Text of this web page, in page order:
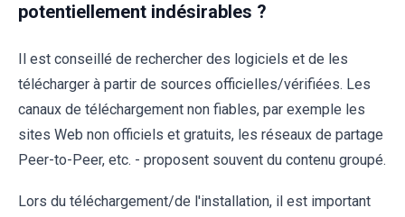
potentiellement indésirables ?
Il est conseillé de rechercher des logiciels et de les
télécharger à partir de sources officielles/vérifiées. Les
canaux de téléchargement non fiables, par exemple les
sites Web non officiels et gratuits, les réseaux de partage
Peer-to-Peer, etc. - proposent souvent du contenu groupé.
Lors du téléchargement/de l'installation, il est important